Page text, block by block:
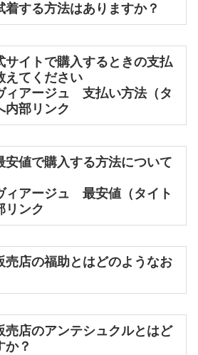
着する方法はありますか？
サイトで購入するときの支払
えてください
ィアージュ 支払い方法（タ
内部リンク
安値で購入する方法について
ィアージュ 最安値（タイト
リンク
売店の福助とはどのようなお
売店のアンテシュクルとはど
か？